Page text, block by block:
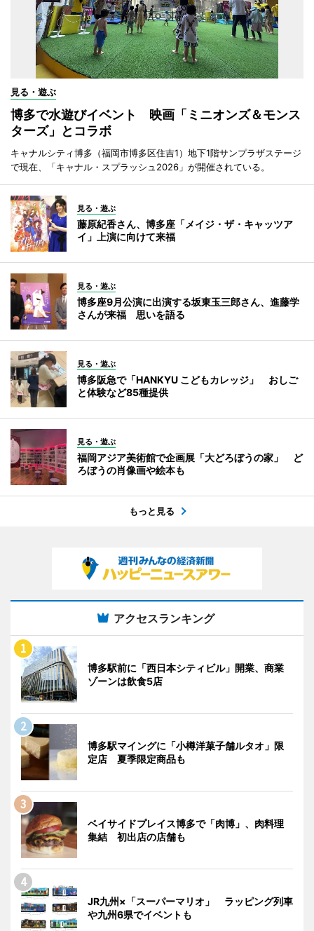
見る・遊ぶ
博多で水遊びイベント 映画「ミニオンズ＆モンス
ターズ」とコラボ
キャナルシティ博多（福岡市博多区住吉1）地下1階サンプラザステージ
で現在、「キャナル・スプラッシュ2026」が開催されている。
見る・遊ぶ
藤原紀香さん、博多座「メイジ・ザ・キャッツア
イ」上演に向けて来福
見る・遊ぶ
博多座9月公演に出演する坂東玉三郎さん、進藤学
さんが来福 思いを語る
見る・遊ぶ
博多阪急で「HANKYU こどもカレッジ」 おしご
と体験など85種提供
見る・遊ぶ
福岡アジア美術館で企画展「大どろぼうの家」 ど
ろぼうの肖像画や絵本も
もっと見る
アクセスランキング
博多駅前に「西日本シティビル」開業、商業
ゾーンは飲食5店
博多駅マイングに「小樽洋菓子舗ルタオ」限
定店 夏季限定商品も
ベイサイドプレイス博多で「肉博」、肉料理
集結 初出店の店舗も
JR九州×「スーパーマリオ」 ラッピング列車
や九州6県でイベントも